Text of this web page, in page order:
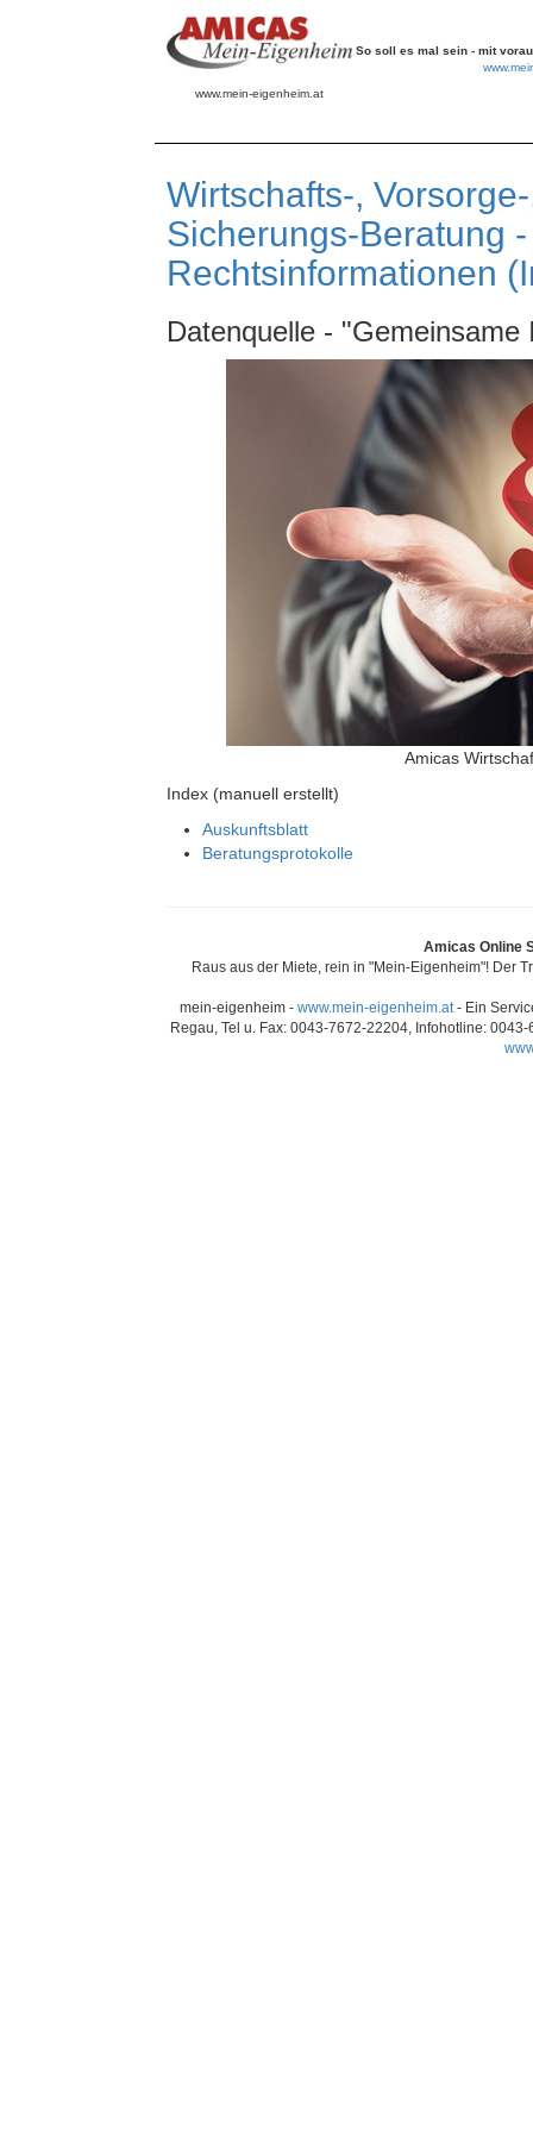
www.mein-eigenheim.at
So soll es mal sein - mit
Wirtschafts-,
Sicherungs-Beratung
Rechtsinformationen
Datenquelle -
Amicas
Index (manuell erstellt)
Auskunftsblatt
Beratungsprotokolle
Amicas Online
Raus aus der Miete, rein in "Mein-Eigenheim"! Der
mein-eigenheim - www.mein-eigenheim.at- Ein
Regau, Tel u. Fax: 0043-7672-22204, Infohotline: